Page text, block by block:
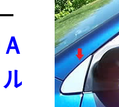
グランドチェロキー
タンドラ_クローム/
サーフ_クローム/ス
クローム/ステンレス
ステンレス_パーツ・
｜クロー
Ａ-ＵＳ
カスタ